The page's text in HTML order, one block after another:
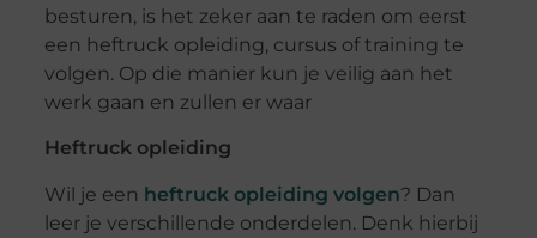
besturen, is het zeker aan te raden om eerst
een heftruck opleiding, cursus of training te
volgen. Op die manier kun je veilig aan het
werk gaan en zullen er waar
Heftruck opleiding
Wil je een heftruck opleiding volgen? Dan
leer je verschillende onderdelen. Denk hierbij